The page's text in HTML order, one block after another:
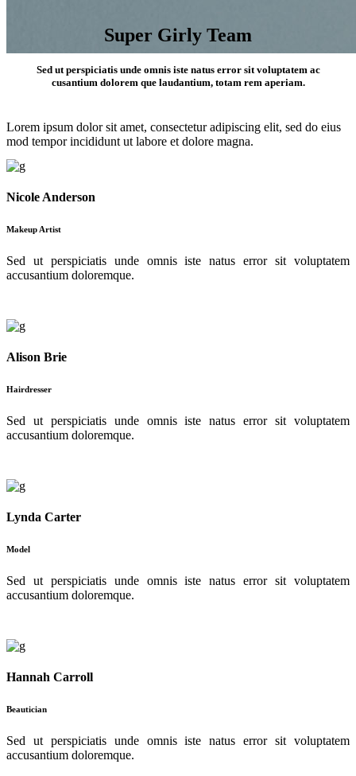
Our Team
Lorem ipsum dolor sit amet, consectetur adipiscing elit, sed do eius
mod tempor incididunt ut labore et dolore magna.
Super Girly Team
Sed ut perspiciatis unde omnis iste natus error sit voluptatem ac
cusantium dolorem que laudantium, totam rem aperiam.
Nicole Anderson
Makeup Artist
Sed ut perspiciatis unde omnis iste natus error sit voluptatem
accusantium doloremque.
Alison Brie
Hairdresser
Sed ut perspiciatis unde omnis iste natus error sit voluptatem
accusantium doloremque.
Lynda Carter
Model
Sed ut perspiciatis unde omnis iste natus error sit voluptatem
accusantium doloremque.
Hannah Carroll
Beautician
Sed ut perspiciatis unde omnis iste natus error sit voluptatem
accusantium doloremque.